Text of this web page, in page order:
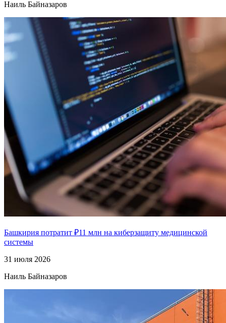
Наиль Байназаров
Башкирия потратит ₽11 млн на киберзащиту медицинской
системы
31 июля 2026
Наиль Байназаров